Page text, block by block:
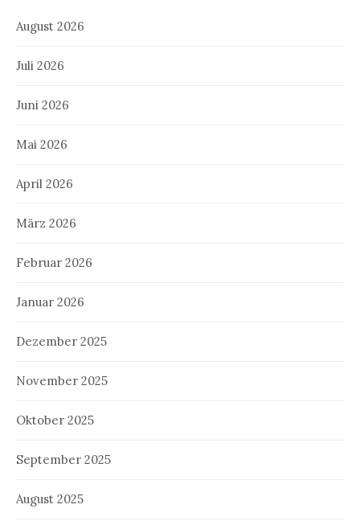
August 2026
Juli 2026
Juni 2026
Mai 2026
April 2026
März 2026
Februar 2026
Januar 2026
Dezember 2025
November 2025
Oktober 2025
September 2025
August 2025